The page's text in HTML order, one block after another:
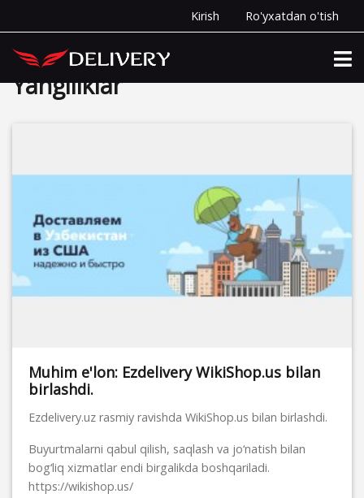
Kirish Ro'yxatdan o'tish
Yangiliklar
Muhim e'lon: Ezdelivery WikiShop.us bilan
birlashdi.
Ezdelivery.uz rasmiy ravishda WikiShop.us bilan birlashdi.
Buyurtmalarni qabul qilish, saqlash va jo‘natish bilan
bog‘liq xizmatlar endi birgalikda boshqariladi.
https://wikishop.us/